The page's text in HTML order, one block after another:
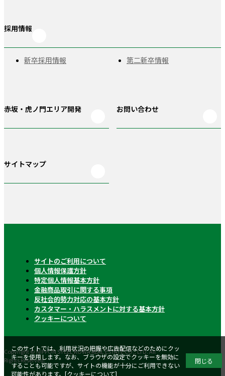
採用情報
新卒採用情報 第二新卒情報
赤坂・虎ノ門 エリア開発 お問い合わせ
サイトマップ
サイトのご利用について
個人情報保護方針
特定個人情報基本方針
金融商品取引に関する事項
反社会的勢力対応の基本方針
カスタマー・ハラスメントに対する基本方針
クッキーについて
Copyright © NIPPON STEEL KOWA REAL ESTATE CO., LTD. All
Rights Reserved.
このサイトでは、利用状況の把握や広告配信などのためにクッ
キーを使用します。なお、ブラウザの設定でクッキーを無効に
することも可能ですが、サイトの機能が十分にご利用できない
可能性があります。[クッキーについて]
閉じる